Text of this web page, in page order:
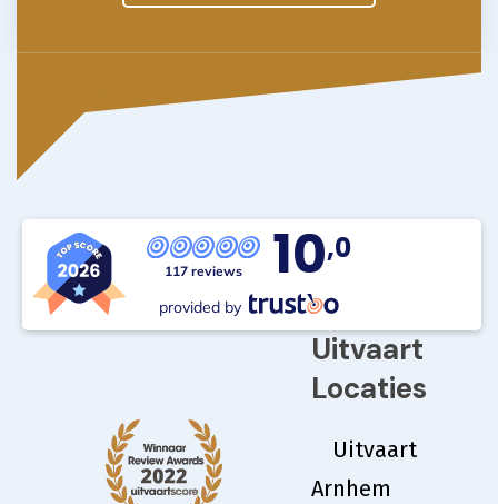
117 reviews 10,0
provided by
Uitvaart
Locaties
Uitvaart
Arnhem